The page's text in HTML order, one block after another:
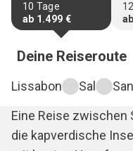
10 Tage
ab 1.499 €
12
ab
Deine Reiseroute
Lissabon Sal
Eine Reise zwischen
die kapverdische